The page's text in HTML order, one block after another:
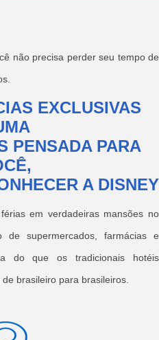
não precisa perder seu tempo de
EXCLUSIVAS
PENSADA PARA
A DISNEY
em verdadeiras mansões no
de supermercados, farmácias e
do que os tradicionais hotéis
brasileiro para brasileiros.